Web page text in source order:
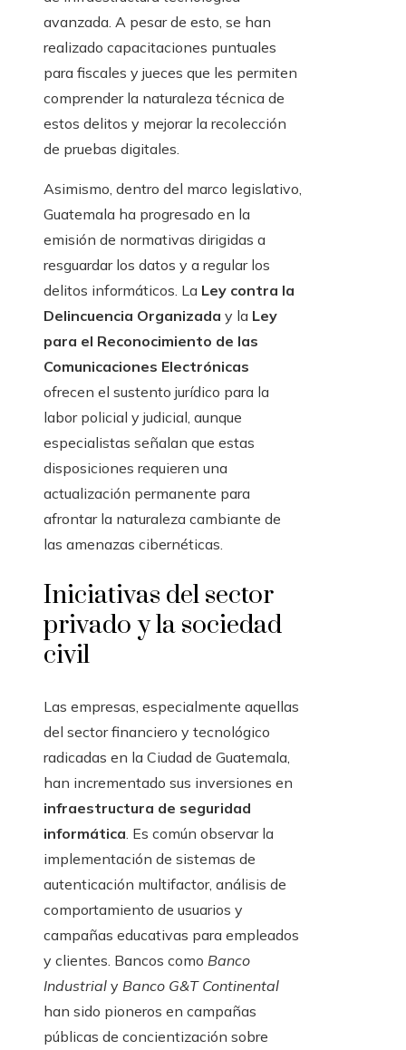
avanzada. A pesar de esto, se han
realizado capacitaciones puntuales
para fiscales y jueces que les permiten
comprender la naturaleza técnica de
estos delitos y mejorar la recolección
de pruebas digitales.
Asimismo, dentro del marco legislativo,
Guatemala ha progresado en la
emisión de normativas dirigidas a
resguardar los datos y a regular los
delitos informáticos. La Ley contra la
Delincuencia Organizada y la Ley
para el Reconocimiento de las
Comunicaciones Electrónicas
ofrecen el sustento jurídico para la
labor policial y judicial, aunque
especialistas señalan que estas
disposiciones requieren una
actualización permanente para
afrontar la naturaleza cambiante de
las amenazas cibernéticas.
Iniciativas del sector
privado y la sociedad
civil
Las empresas, especialmente aquellas
del sector financiero y tecnológico
radicadas en la Ciudad de Guatemala,
han incrementado sus inversiones en
infraestructura de seguridad
informática. Es común observar la
implementación de sistemas de
autenticación multifactor, análisis de
comportamiento de usuarios y
campañas educativas para empleados
y clientes. Bancos como Banco
Industrial y Banco G&T Continental
han sido pioneros en campañas
públicas de concientización sobre